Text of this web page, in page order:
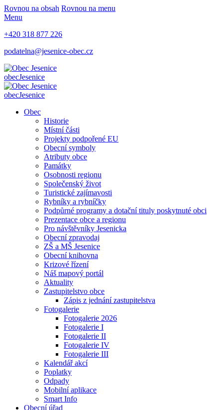
Rovnou na obsah Rovnou na menu
Menu
+420 318 877 226
podatelna@jesenice-obec.cz
obecJesenice
obecJesenice
Obec
Historie
Místní části
Projekty podpořené EU
Obecní symboly
Atributy obce
Památky
Osobnosti regionu
Společenský život
Turistické zajímavosti
Rybníky a rybníčky
Podpůrné programy a dotační tituly poskytnuté obci
Prezentace obce a regionu
Pro návštěvníky Jesenicka
Obecní zpravodaj
ZŠ a MŠ Jesenice
Obecní knihovna
Krizové řízení
Náš mapový portál
Aktuality
Zastupitelstvo obce
Zápis z jednání zastupitelstva
Fotogalerie
Fotogalerie 2026
Fotogalerie I
Fotogalerie II
Fotogalerie IV
Fotogalerie III
Kalendář akcí
Poplatky
Odpady
Mobilní aplikace
Smart Info
Obecní úřad